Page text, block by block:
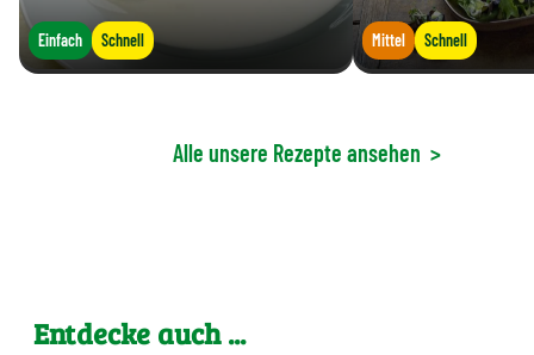
Einfach Schnell Mittel Schnell
Alle unsere Rezepte ansehen >
Entdecke auch ...